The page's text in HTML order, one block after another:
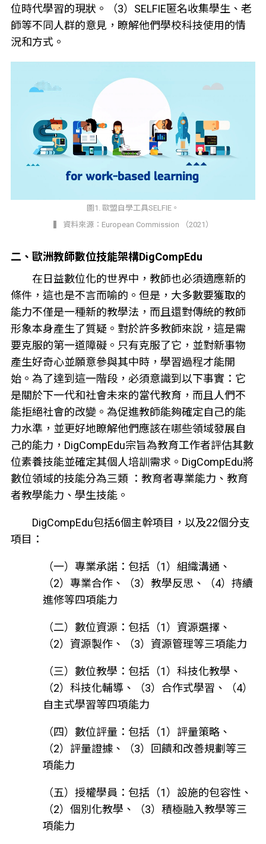
位時代學習的現狀。（3）SELFIE匿名收集學生、老
師等不同人群的意見，瞭解他們學校科技使用的情
況和方式。
圖1. 歐盟自學工具SELFIE。
▍ 資料來源：European Commission （2021）
二、歐洲教師數位技能架構DigCompEdu
在日益數位化的世界中，教師也必須適應新的
條件，這也是不言而喻的。但是，大多數要獲取的
能力不僅是一種新的教學法，而且還對傳統的教師
形象本身產生了質疑。對於許多教師來說，這是需
要克服的第一道障礙。只有克服了它，並對新事物
產生好奇心並願意參與其中時，學習過程才能開
始。為了達到這一階段，必須意識到以下事實：它
是關於下一代和社會未來的當代教育，而且人們不
能拒絕社會的改變。為促進教師能夠確定自己的能
力水準，並更好地瞭解他們應該在哪些領域發展自
己的能力，DigCompEdu宗旨為教育工作者評估其數
位素養技能並確定其個人培訓需求。DigCompEdu將
數位領域的技能分為三類 ：教育者專業能力、教育
者教學能力、學生技能。
DigCompEdu包括6個主幹項目，以及22個分支
項目：
（一）專業承諾：包括（1）組織溝通、
（2）專業合作、（3）教學反思、（4）持續
進修等四項能力
（二）數位資源：包括（1）資源選擇、
（2）資源製作、（3）資源管理等三項能力
（三）數位教學：包括（1）科技化教學、
（2）科技化輔導、（3）合作式學習、（4）
自主式學習等四項能力
（四）數位評量：包括（1）評量策略、
（2）評量證據、（3）回饋和改善規劃等三
項能力
（五）授權學員：包括（1）設施的包容性、
（2）個別化教學、（3）積極融入教學等三
項能力